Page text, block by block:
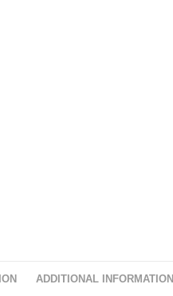
ADDITIONAL INFORMATION